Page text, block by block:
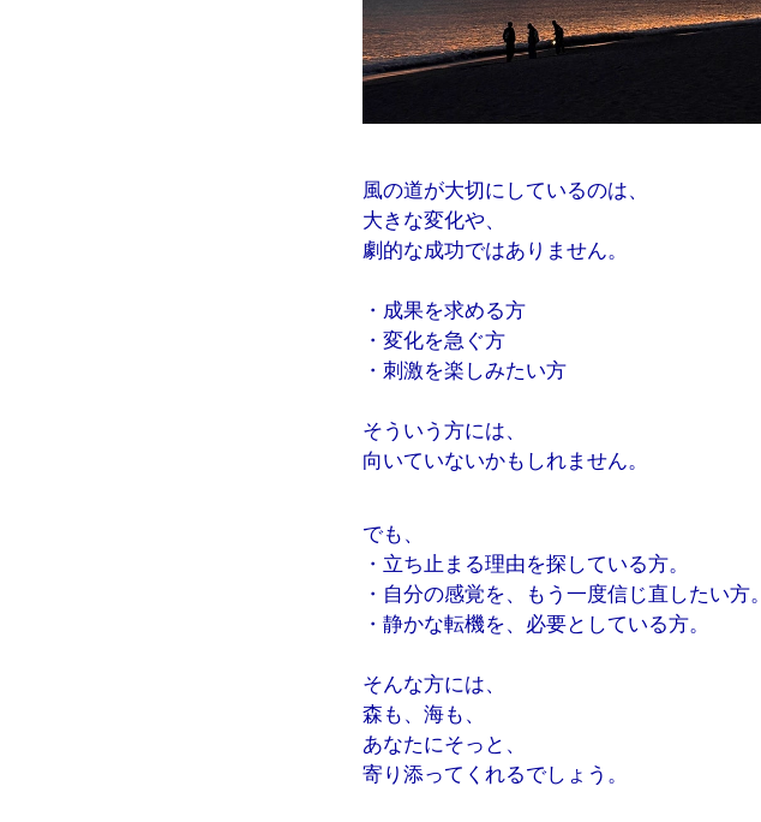
風の道が大切にしているのは、
大きな変化や、
劇的な成功ではありません。
・成果を求める方
・変化を急ぐ方
・刺激を楽しみたい方
そういう方には、
向いていないかもしれません。
でも、
・立ち止まる理由を探している方。
・自分の感覚を、もう一度信じ直したい方。
・静かな転機を、必要としている方。
そんな方には、
森も、海も、
あなたにそっと、
寄り添ってくれるでしょう。